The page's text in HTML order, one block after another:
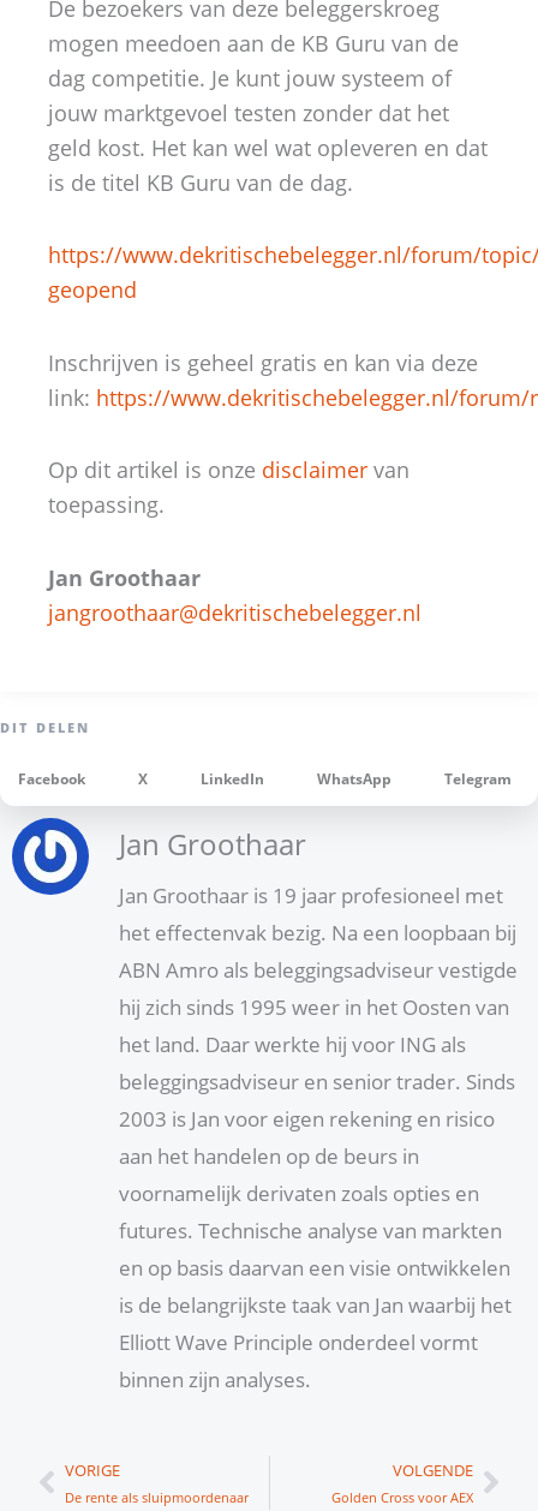
De bezoekers van deze beleggerskroeg
mogen meedoen aan de KB Guru van de
dag competitie. Je kunt jouw systeem of
jouw marktgevoel testen zonder dat het
geld kost. Het kan wel wat opleveren en dat
is de titel KB Guru van de dag.
https://www.dekritischebelegger.nl/forum/
geopend
Inschrijven is geheel gratis en kan via deze
link: https://www.dekritischebelegger.nl/forum/
Op dit artikel is onze disclaimer van
toepassing.
Jan Groothaar
jangroothaar@dekritischebelegger.nl
Facebook X LinkedIn WhatsApp Telegram
Jan Groothaar
Jan Groothaar is 19 jaar profesioneel met
het effectenvak bezig. Na een loopbaan bij
ABN Amro als beleggingsadviseur vestigde
hij zich sinds 1995 weer in het Oosten van
het land. Daar werkte hij voor ING als
beleggingsadviseur en senior trader. Sinds
2003 is Jan voor eigen rekening en risico
aan het handelen op de beurs in
voornamelijk derivaten zoals opties en
futures. Technische analyse van markten
en op basis daarvan een visie ontwikkelen
is de belangrijkste taak van Jan waarbij het
Elliott Wave Principle onderdeel vormt
binnen zijn analyses.
Vorige
VORIGE
De rente als sluipmoordenaar
VOLGENDE
Golden Cross voor AEX